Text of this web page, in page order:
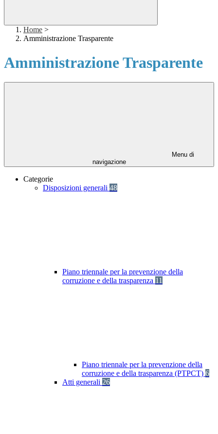
Home >
Amministrazione Trasparente
Amministrazione Trasparente
Menu di
navigazione
Categorie
Disposizioni generali 48
Piano triennale per la prevenzione della
corruzione e della trasparenza 11
Piano triennale per la prevenzione della
corruzione e della trasparenza (PTPCT) 6
Atti generali 26